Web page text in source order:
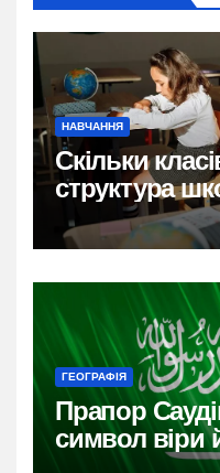
НАВЧАННЯ
Скільки
структура
ГЕОГРАФІЯ
Прапор
символ віри